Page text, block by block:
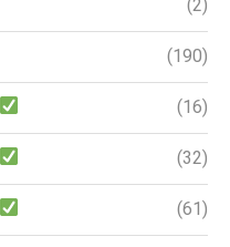
(2)
(190)
(16)
(32)
(61)